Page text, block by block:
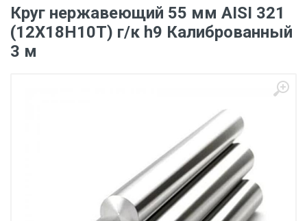
Круг нержавеющий 55 мм AISI 321
(12Х18Н10Т) г/к h9 Калиброванный
3 м